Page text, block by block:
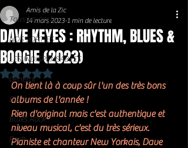
Tous les posts
NOS SORTIES
LES INDISPENSABLES
Général
Blues
Blues Rock
Rock
DAVE KEYES : RHYTHM, BLUES &
BOOGIE (2023)
Amis de la Zic
14 mars 2023 1 min de lecture
Noté NaN étoiles sur 5.
On tient là à coup sûr l'un des très bons
albums de l'année !
Rien d'original mais c'est authentique et
niveau musical, c'est du très sérieux.
Pianiste et chanteur New Yorkais, Dave